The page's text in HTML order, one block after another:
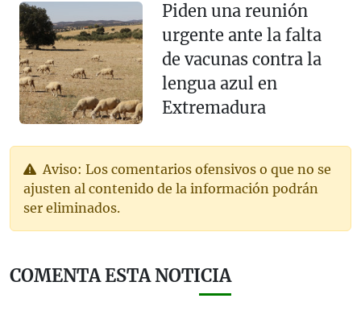
Piden una reunión
urgente ante la falta
de vacunas contra la
lengua azul en
Extremadura
Aviso: Los comentarios ofensivos o que no se
ajusten al contenido de la información podrán
ser eliminados.
COMENTA ESTA NOTICIA